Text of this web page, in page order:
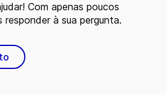
Com apenas poucos
à sua pergunta.